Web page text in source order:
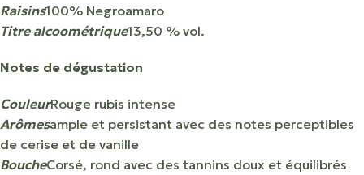
Raisins100% Negroamaro
Titre alcoométrique13,50 % vol.
Notes de dégustation
CouleurRouge rubis intense
Arômesample et persistant avec des notes perceptibles
de cerise et de vanille
BoucheCorsé, rond avec des tannins doux et équilibrés